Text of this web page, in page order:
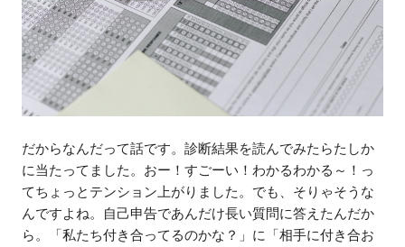
だからなんだって話です。診断結果を読んでみたらたしか
に当たってました。おー！すごーい！わかるわかる～！っ
てちょっとテンション上がりました。でも、そりゃそうな
んですよね。自己申告であんだけ長い質問に答えたんだか
ら。「私たち付き合ってるのかな？」に「相手に付き合お